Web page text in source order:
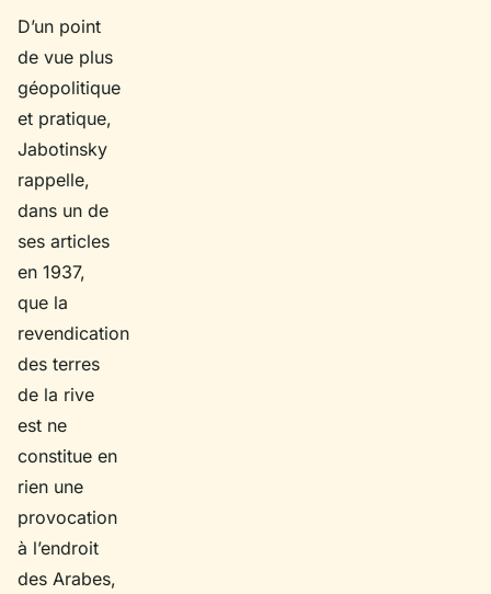
D’un point
de vue plus
géopolitique
et pratique,
Jabotinsky
rappelle,
dans un de
ses articles
en 1937,
que la
revendication
des terres
de la rive
est ne
constitue en
rien une
provocation
à l’endroit
des Arabes,